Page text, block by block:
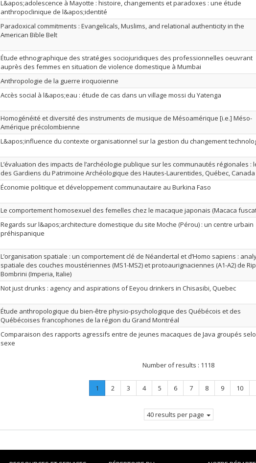
L&apos;adolescence à Mayotte : histoire, changements et paradoxes : une étude
anthropoclinique de l&apos;identité
Paradoxical commitments : Evangelicals, Muslims, and relational authenticity in the
American Bible Belt
Étude ethnographique des stratégies sociojuridiques des professionnelles oeuvrant
auprès des femmes en situation de violence domestique à Mumbai
Anthropologie de la guerre iroquoienne
Accès social à l&apos;eau : étude de cas dans un village mossi du Yatenga
Homogénéité et diversité des instruments de musique de Mésoamérique [i.e.] Méso-
Amérique précolombienne
L&apos;influence du contexte organisationnel sur la gestion du changement
L’évaluation des impacts de l’archéologie publique sur les communautés régionales :
des Gardiens du Patrimoine Archéologique des Hautes-Laurentides, Québec, Canada
Économie politique et développement communautaire au Burkina Faso
Le comportement homosexuel des femelles chez le macaque japonais (Macaca
Regards sur l&apos;architecture domestique du site Moche (Pérou) : un centre urbain
préhispanique
L’organisation spatiale : un comportement clé de Néandertal et d’Homo sapiens :
spatiale des couches moustériennes (MS1-MS2) et protoaurignaciennes (A1-A2) de
Bombrini (Imperia, Italie)
Not just drunks : agency and aspirations of Eeyou drinkers in Chisasibi, Quebec
Étude anthropologique du bien-être physio-psychologique des Québécois et des
Québécoises francophones de la région du Grand Montréal
Comparaison des rapports agressifs entre de jeunes macaques de Java groupés
sexe
Number of results : 1118
Page
1
Current
Page
2 Page
3 Page
4 Page
5 Page
6 Page
7 Page
8 Page
9 Page
10
40 results per page